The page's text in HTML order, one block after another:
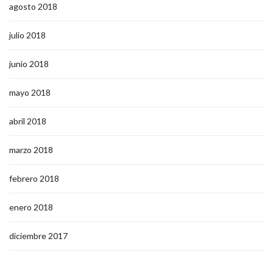
agosto 2018
julio 2018
junio 2018
mayo 2018
abril 2018
marzo 2018
febrero 2018
enero 2018
diciembre 2017